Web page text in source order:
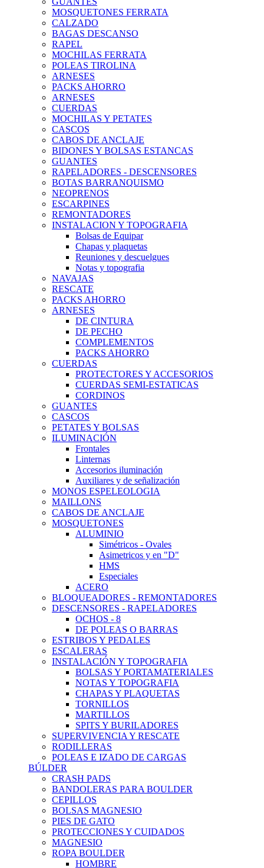
MOSQUETONES FERRATA
CALZADO
BAGAS DESCANSO
RAPEL
MOCHILAS FERRATA
POLEAS TIROLINA
ARNESES
PACKS AHORRO
ARNESES
CUERDAS
MOCHILAS Y PETATES
CASCOS
CABOS DE ANCLAJE
BIDONES Y BOLSAS ESTANCAS
GUANTES
RAPELADORES - DESCENSORES
BOTAS BARRANQUISMO
NEOPRENOS
ESCARPINES
REMONTADORES
INSTALACION Y TOPOGRAFIA
Bolsas de Equipar
Chapas y plaquetas
Reuniones y descuelgues
Notas y topografia
NAVAJAS
RESCATE
PACKS AHORRO
ARNESES
DE CINTURA
DE PECHO
COMPLEMENTOS
PACKS AHORRO
CUERDAS
PROTECTORES Y ACCESORIOS
CUERDAS SEMI-ESTATICAS
CORDINOS
GUANTES
CASCOS
PETATES Y BOLSAS
ILUMINACIÓN
Frontales
Linternas
Accesorios iluminación
Auxiliares y de señalización
MONOS ESPELEOLOGIA
MAILLONS
CABOS DE ANCLAJE
MOSQUETONES
ALUMINIO
Simétricos - Ovales
Asimetricos y en "D"
HMS
Especiales
ACERO
BLOQUEADORES - REMONTADORES
DESCENSORES - RAPELADORES
OCHOS - 8
DE POLEAS O BARRAS
ESTRIBOS Y PEDALES
ESCALERAS
INSTALACIÓN Y TOPOGRAFIA
BOLSAS Y PORTAMATERIALES
NOTAS Y TOPOGRAFIA
CHAPAS Y PLAQUETAS
TORNILLOS
MARTILLOS
SPITS Y BURILADORES
SUPERVIVENCIA Y RESCATE
RODILLERAS
POLEAS E IZADO DE CARGAS
BÚLDER
CRASH PADS
BANDOLERAS PARA BOULDER
CEPILLOS
BOLSAS MAGNESIO
PIES DE GATO
PROTECCIONES Y CUIDADOS
MAGNESIO
ROPA BOULDER
HOMBRE